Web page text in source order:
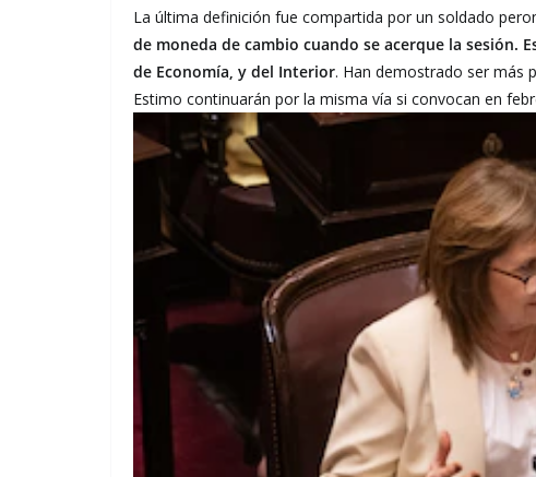
La última definición fue compartida por un soldado
de moneda de cambio cuando se acerque la sesión.
de Economía, y del Interior. Han demostrado ser más
Estimo continuarán por la misma vía si convocan en